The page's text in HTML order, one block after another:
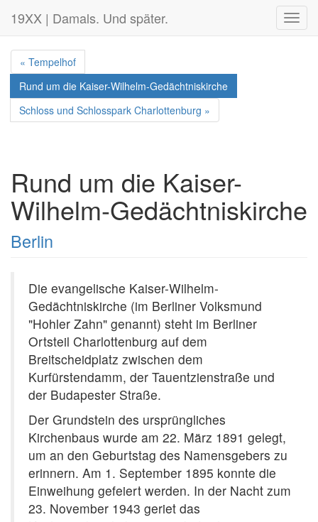
19XX | Damals. Und später.
« Tempelhof
Rund um die Kaiser-Wilhelm-Gedächtniskirche
Schloss und Schlosspark Charlottenburg »
Rund um die Kaiser-
Wilhelm-Gedächtniskirche
Berlin
Die evangelische Kaiser-Wilhelm-
Gedächtniskirche (im Berliner Volksmund
"Hohler Zahn" genannt) steht im Berliner
Ortsteil Charlottenburg auf dem
Breitscheidplatz zwischen dem
Kurfürstendamm, der Tauentzienstraße und
der Budapester Straße.
Der Grundstein des ursprüngliches
Kirchenbaus wurde am 22. März 1891 gelegt,
um an den Geburtstag des Namensgebers zu
erinnern. Am 1. September 1895 konnte die
Einweihung gefeiert werden. In der Nacht zum
23. November 1943 geriet das